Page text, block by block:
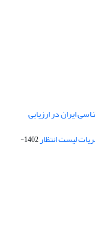
ایران در ارزیابی
لیست انتظار
1402-